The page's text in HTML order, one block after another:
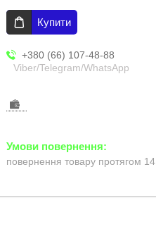
Купити
+380 (66) 107-48-88
Viber/Telegram/WhatsApp
повернення товару протягом 14